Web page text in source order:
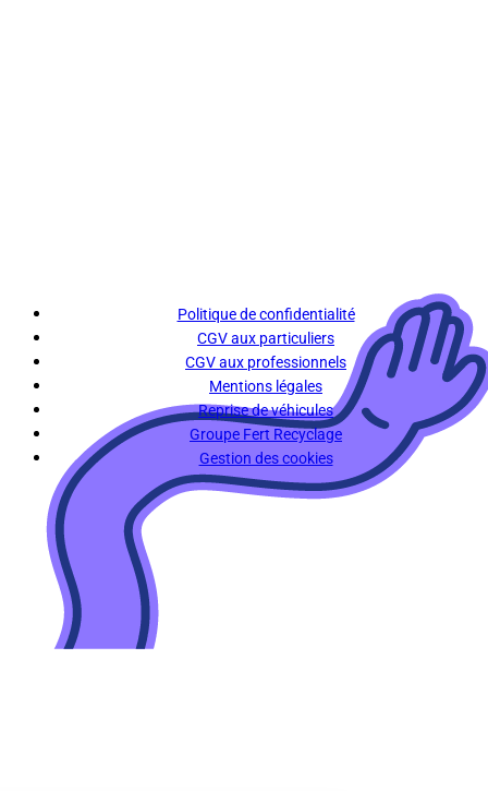
Politique de confidentialité
CGV aux particuliers
CGV aux professionnels
Mentions légales
Reprise de véhicules
Groupe Fert Recyclage
Gestion des cookies